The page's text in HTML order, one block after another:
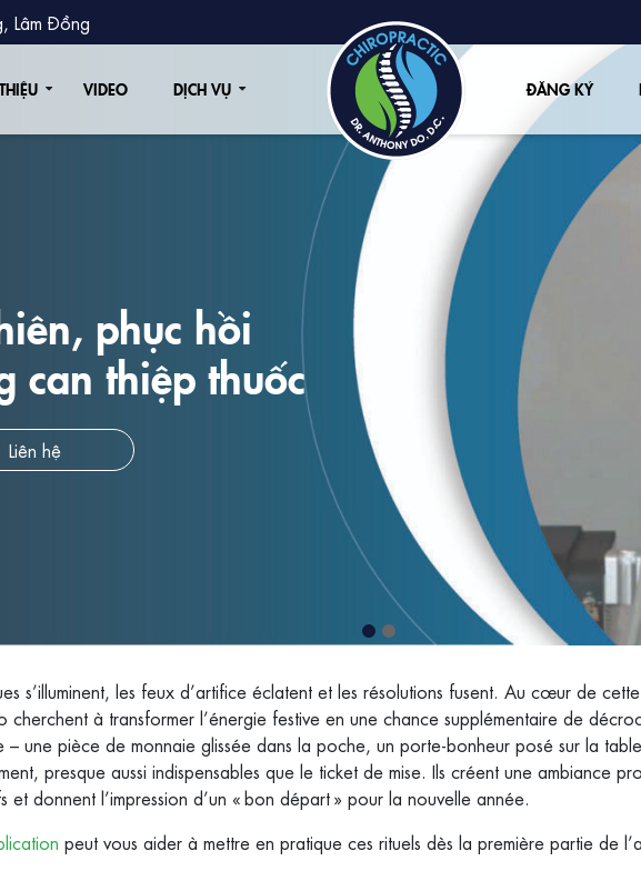
Lâm Đồng
VIDEO DỊCH VỤ ĐĂNG KÝ
phục hồi
can thiệp thuốc
Liên hệ
s’illuminent, les feux d’artifice éclatent et les résolutions fusent. Au cœur de cette
cherchent à transformer l’énergie festive en une chance supplémentaire de
une pièce de monnaie glissée dans la poche, un porte‑bonheur posé sur la
presque aussi indispensables que le ticket de mise. Ils créent une ambiance
donnent l’impression d’un « bon départ » pour la nouvelle année.
peut vous aider à mettre en pratique ces rituels dès la première partie de